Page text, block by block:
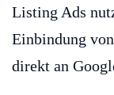
Listing Ads
Einbindung
direkt an